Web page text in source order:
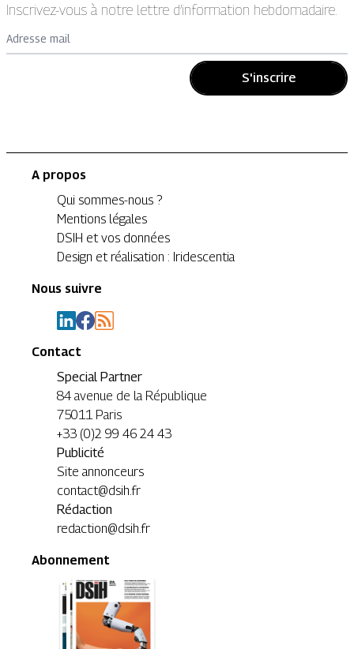
Inscrivez-vous à notre lettre d’information hebdomadaire.
Adresse mail
S'inscrire
A propos
Qui sommes-nous ?
Mentions légales
DSIH et vos données
Design et réalisation : Iridescentia
Nous suivre
Contact
Special Partner
84 avenue de la République
75011 Paris
+33 (0)2 99 46 24 43
Publicité
Site annonceurs
contact@dsih.fr
Rédaction
redaction@dsih.fr
Abonnement